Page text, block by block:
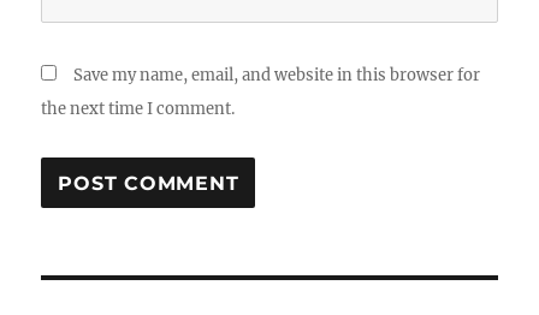
Save my name, email, and website in this browser for
the next time I comment.